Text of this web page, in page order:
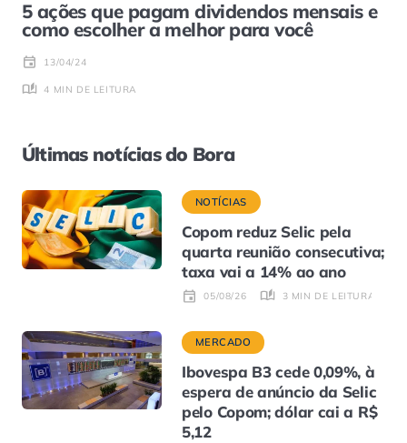
5 ações que pagam dividendos mensais e
como escolher a melhor para você
13/04/24
4 MIN DE LEITURA
Últimas notícias do Bora
NOTÍCIAS
Copom reduz Selic pela
quarta reunião consecutiva;
taxa vai a 14% ao ano
05/08/26 3 MIN DE LEITURA
MERCADO
Ibovespa B3 cede 0,09%, à
espera de anúncio da Selic
pelo Copom; dólar cai a R$
5,12